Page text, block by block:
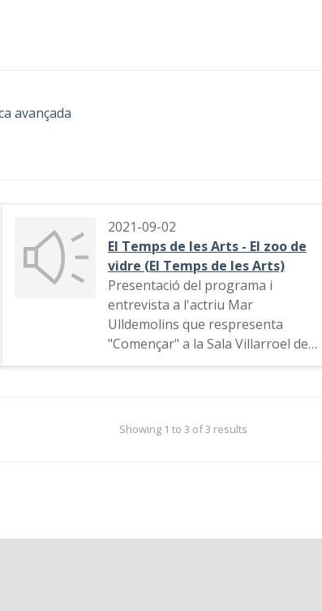
avançada
2021-09-02
El Temps de les Arts - El zoo de
vidre (El Temps de les Arts)
Presentació del programa i
entrevista a l'actriu Mar
Ulldemolins que respresenta
"Començar" a la Sala Villarroel de
Tarcelona, Parla de la seva activitat
Showing 1 to 3 of 3 results